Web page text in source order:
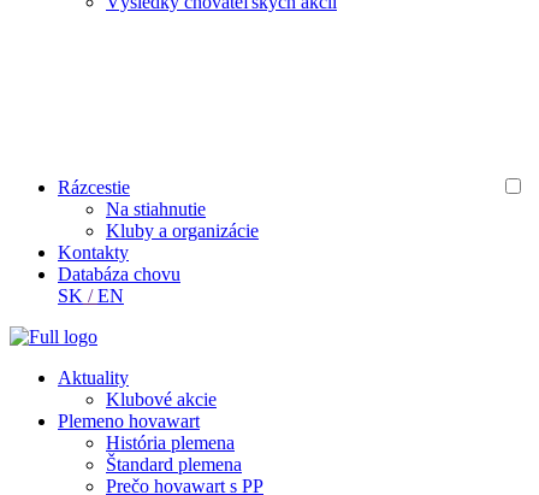
Rázcestie
Na stiahnutie
Kluby a organizácie
Kontakty
Databáza chovu
SK /EN
Aktuality
Klubové akcie
Plemeno hovawart
História plemena
Štandard plemena
Prečo hovawart s PP